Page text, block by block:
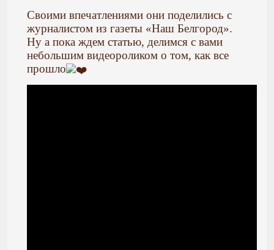
Своими впечатлениями они поделились с
журналистом из газеты «Наш Белгород».
Ну а пока ждем статью, делимся с вами
небольшим видеороликом о том, как все
прошло